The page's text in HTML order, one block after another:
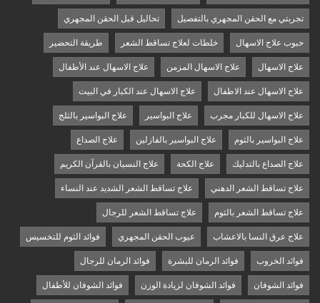
تجربتي مع الحقن المجهري بالتفصيل تحاليل قبل الحقن المجهري
حبوب علاج الاسهال خلطات لعلاج تساقط الشعر طريقة التحضير
علاج الاسهال علاج الاسهال المزمن علاج الاسهال عند الأطفال
علاج الاسهال عند الاطفال علاج الاسهال عند الكبار في البيت
علاج الاسهال للكبار مجرب علاج البواسير علاج البواسير بالثلج
علاج البواسير بالثوم علاج البواسير بالفازلين علاج الصداع
علاج الصداع بالتدليك علاج الكحة علاج النسيان بالقرآن الكريم
علاج تساقط الشعر الدهني علاج تساقط الشعر الشديد عند النساء
علاج تساقط الشعر بالثوم علاج تساقط الشعر للرجال
علاج عرق النسا بالاعشاب عيوب الحقن المجهري فوائد الثوم للتخسيس
فوائد الخروب فوائد الرمان للبشرة فوائد الرمان للرجال
فوائد الشوفان فوائد الشوفان لزيادة الوزن فوائد الشوفان للأطفال